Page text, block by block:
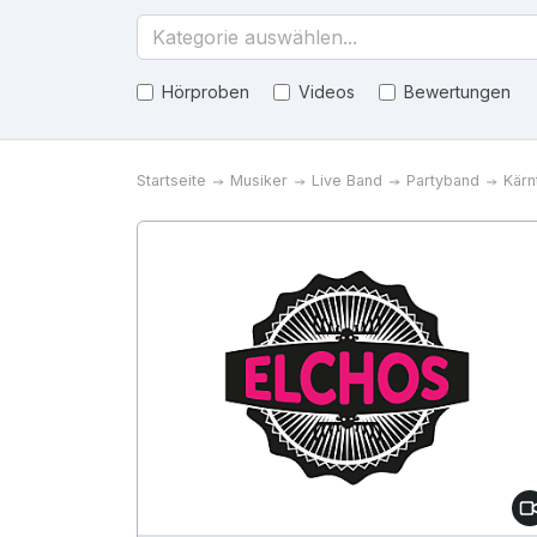
Kategorie auswählen...
Hörproben Videos Bewertungen
Startseite Musiker Live Band Partyband